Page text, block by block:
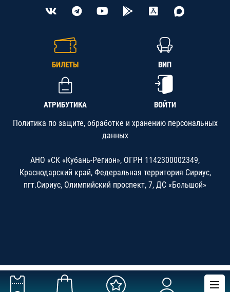
БИЛЕТЫ ВИП
АТРИБУТИКА ВОЙТИ
Политика по защите, обработке и хранению персональных
данных
АНО «СК «Кубань-Регион», ОГРН 1142300002349,
Краснодарский край, Федеральная территория Сириус,
пгт.Сириус, Олимпийский проспект, 7, ДС «Большой»